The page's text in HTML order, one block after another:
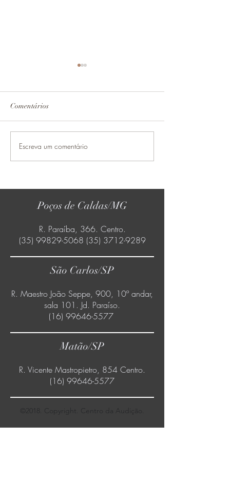
Quem pode usar o Implante
Coclear?
Comentários
Escreva um comentário
Poços de Caldas/MG
R. Paraíba, 366. Centro.
(35) 99829-5068 (35) 3712-9289
São Carlos/SP
R. Maestro João Seppe, 900, 10º andar,
sala 101. Jd. Paraíso.
(16) 99646-5577
Matão/SP
R. Vicente Mastropietro, 854 Centro.
(16) 99646-5577
©2018. Copyright. Centro da Audição.